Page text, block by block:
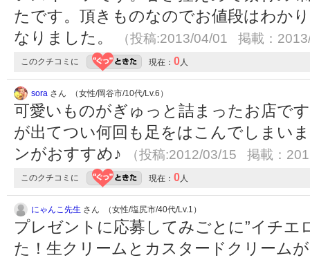
たです。頂きものなのでお値段はわか
なりました。
（投稿:2013/04/01 掲載：
このクチコミに 現在： 0人
sora さん （女性/岡谷市/10代/Lv.6）
可愛いものがぎゅっと詰まったお店で
が出てつい何回も足をはこんでしまい
ンがおすすめ♪
（投稿:2012/03/15 掲載：
このクチコミに 現在： 0人
にゃんこ先生 さん （女性/塩尻市/40代/Lv.1）
プレゼントに応募してみごとに”イチエ
た！生クリームとカスタードクリーム